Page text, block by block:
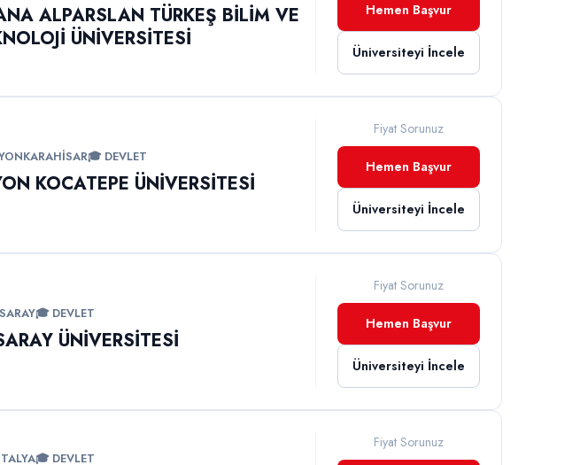
ALPARSLAN TÜRKEŞ BİLİM VE
ÜNİVERSİTESİ
Hemen Başvur
Üniversiteyi İncele
🎓 DEVLET
KOCATEPE ÜNİVERSİTESİ
Fiyat Sorunuz
Hemen Başvur
Üniversiteyi İncele
🎓 DEVLET
ÜNİVERSİTESİ
Fiyat Sorunuz
Hemen Başvur
Üniversiteyi İncele
🎓 DEVLET
Fiyat Sorunuz